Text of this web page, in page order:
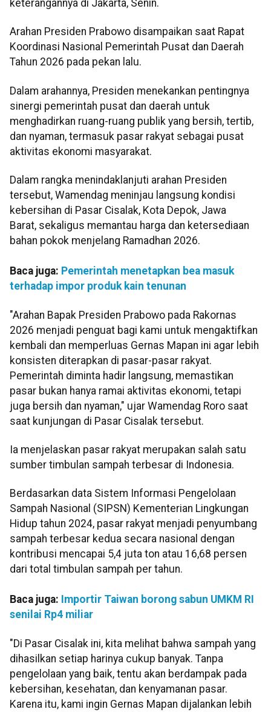
keterangannya di Jakarta, Senin.
Arahan Presiden Prabowo disampaikan saat Rapat
Koordinasi Nasional Pemerintah Pusat dan Daerah
Tahun 2026 pada pekan lalu.
Dalam arahannya, Presiden menekankan pentingnya
sinergi pemerintah pusat dan daerah untuk
menghadirkan ruang-ruang publik yang bersih, tertib,
dan nyaman, termasuk pasar rakyat sebagai pusat
aktivitas ekonomi masyarakat.
Dalam rangka menindaklanjuti arahan Presiden
tersebut, Wamendag meninjau langsung kondisi
kebersihan di Pasar Cisalak, Kota Depok, Jawa
Barat, sekaligus memantau harga dan ketersediaan
bahan pokok menjelang Ramadhan 2026.
Baca juga: Pemerintah menetapkan bea masuk
terhadap impor produk kain tenunan
"Arahan Bapak Presiden Prabowo pada Rakornas
2026 menjadi penguat bagi kami untuk mengaktifkan
kembali dan memperluas Gernas Mapan ini agar lebih
konsisten diterapkan di pasar-pasar rakyat.
Pemerintah diminta hadir langsung, memastikan
pasar bukan hanya ramai aktivitas ekonomi, tetapi
juga bersih dan nyaman," ujar Wamendag Roro saat
saat kunjungan di Pasar Cisalak tersebut.
Ia menjelaskan pasar rakyat merupakan salah satu
sumber timbulan sampah terbesar di Indonesia.
Berdasarkan data Sistem Informasi Pengelolaan
Sampah Nasional (SIPSN) Kementerian Lingkungan
Hidup tahun 2024, pasar rakyat menjadi penyumbang
sampah terbesar kedua secara nasional dengan
kontribusi mencapai 5,4 juta ton atau 16,68 persen
dari total timbulan sampah per tahun.
Baca juga: Importir Taiwan borong sabun UMKM RI
senilai Rp4 miliar
"Di Pasar Cisalak ini, kita melihat bahwa sampah yang
dihasilkan setiap harinya cukup banyak. Tanpa
pengelolaan yang baik, tentu akan berdampak pada
kebersihan, kesehatan, dan kenyamanan pasar.
Karena itu, kami ingin Gernas Mapan dijalankan lebih